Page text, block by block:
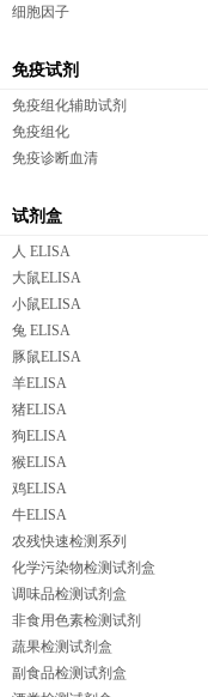
细胞因子
免疫试剂
免疫组化辅助试剂
免疫组化
免疫诊断血清
试剂盒
人 ELISA
大鼠ELISA
小鼠ELISA
兔 ELISA
豚鼠ELISA
羊ELISA
猪ELISA
狗ELISA
猴ELISA
鸡ELISA
牛ELISA
农残快速检测系列
化学污染物检测试剂盒
调味品检测试剂盒
非食用色素检测试剂
蔬果检测试剂盒
副食品检测试剂盒